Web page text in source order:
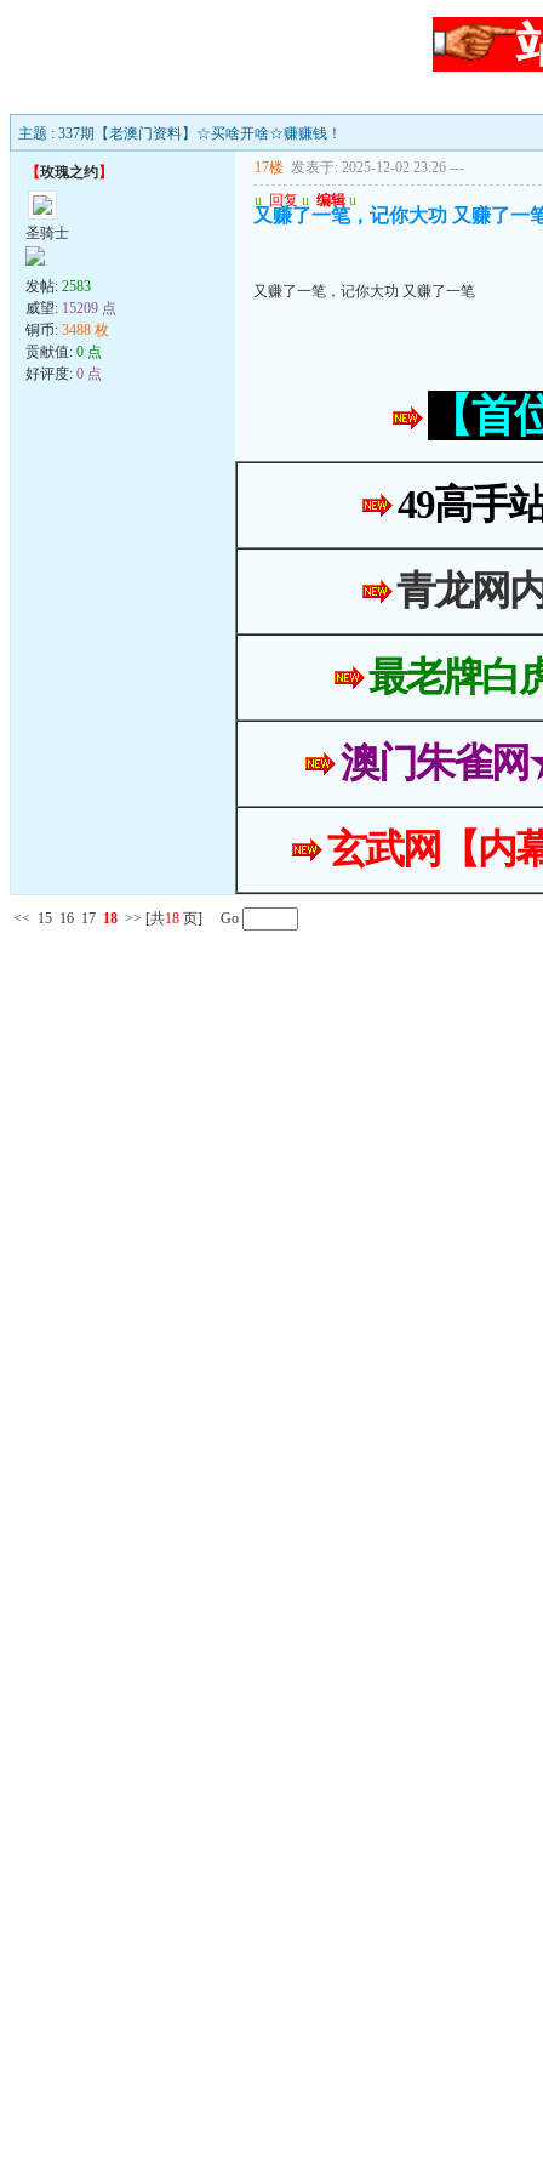
主题 : 337期【老澳门资料】☆买啥开啥☆赚赚钱！
【玫瑰之约】
圣骑士
发帖: 2583
威望: 15209 点
铜币: 3488 枚
贡献值: 0 点
好评度: 0 点
17楼 发表于: 2025-12-02 23:26 ---
u 回复 u 编辑 u
又赚了一笔，记你大功 又赚了一
又赚了一笔，记你大功 又赚了一笔
【
49高手
青龙网
最老牌白
澳门朱雀
玄武网【内
<< 15 16 17 18 >> [共18 页] Go